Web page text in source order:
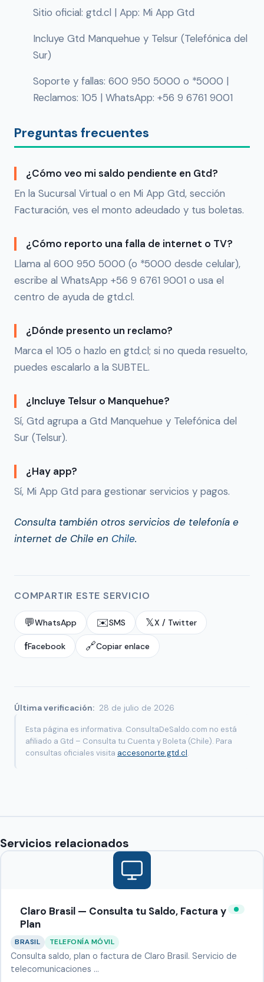
Sitio oficial: gtd.cl | App: Mi App Gtd
Incluye Gtd Manquehue y Telsur (Telefónica del
Sur)
Soporte y fallas: 600 950 5000 o *5000 |
Reclamos: 105 | WhatsApp: +56 9 6761 9001
Preguntas frecuentes
¿Cómo veo mi saldo pendiente en Gtd?
En la Sucursal Virtual o en Mi App Gtd, sección
Facturación, ves el monto adeudado y tus boletas.
¿Cómo reporto una falla de internet o TV?
Llama al 600 950 5000 (o *5000 desde celular),
escribe al WhatsApp +56 9 6761 9001 o usa el
centro de ayuda de gtd.cl.
¿Dónde presento un reclamo?
Marca el 105 o hazlo en gtd.cl; si no queda resuelto,
puedes escalarlo a la SUBTEL.
¿Incluye Telsur o Manquehue?
Sí, Gtd agrupa a Gtd Manquehue y Telefónica del
Sur (Telsur).
¿Hay app?
Sí, Mi App Gtd para gestionar servicios y pagos.
Consulta también otros servicios de telefonía e
internet de Chile en Chile.
COMPARTIR ESTE SERVICIO
💬WhatsApp ✉️SMS 𝕏X / Twitter
fFacebook 🔗Copiar enlace
Última verificación: 28 de julio de 2026
Esta página es informativa. ConsultaDeSaldo.com no está
afiliado a Gtd – Consulta tu Cuenta y Boleta (Chile). Para
consultas oficiales visita accesonorte.gtd.cl.
Servicios relacionados
Claro Brasil — Consulta tu Saldo, Factura y
Plan
BRASIL TELEFONÍA MÓVIL
Consulta saldo, plan o factura de Claro Brasil. Servicio de
telecomunicaciones …